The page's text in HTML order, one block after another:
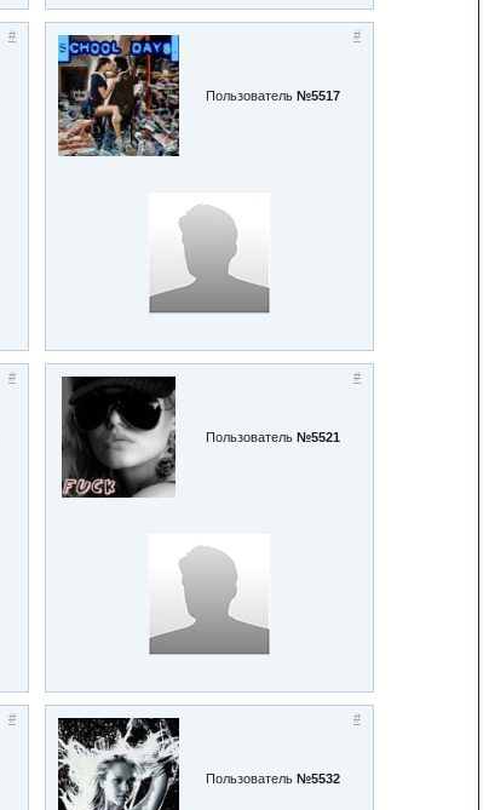
# #
Пользователь №5517
# #
Пользователь №5521
# #
Пользователь №5532